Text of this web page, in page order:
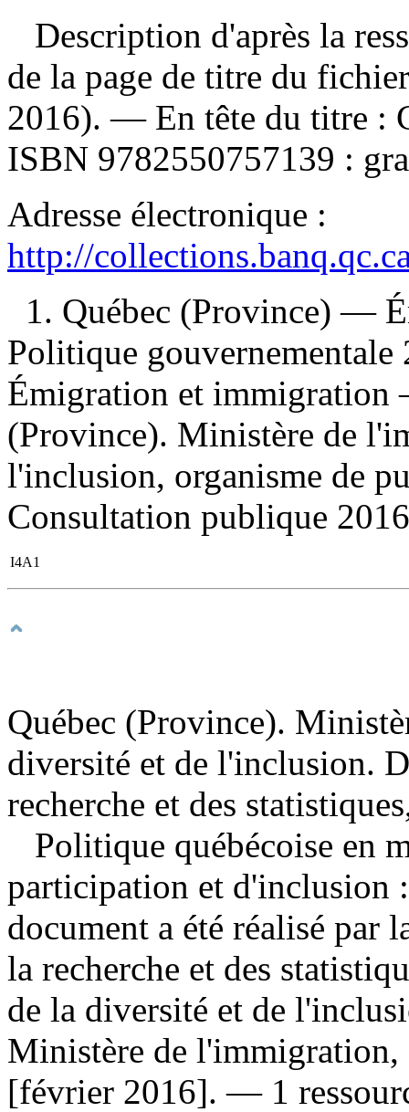
Description d'après la
de la page de titre du
2016). — En tête du titre :
ISBN 9782550757139 :
Adresse électronique :
http://
1. Québec (Province) —
Politique
Émigration et
(Province). Ministère de
l'inclusion, organisme de
Consultation publique 2016
I4A1
Québec (Province).
diversité et de l'inclusion.
recherche et des
Politique québécoise en
participation et d'inclusion
document a été réalisé
la recherche et des
de la diversité et de
Ministère de
[février 2016]. — 1